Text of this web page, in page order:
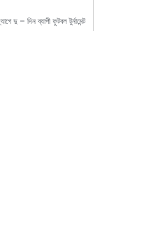
দু – দিন ব্যাপী ফুটবল টুর্নামেন্ট